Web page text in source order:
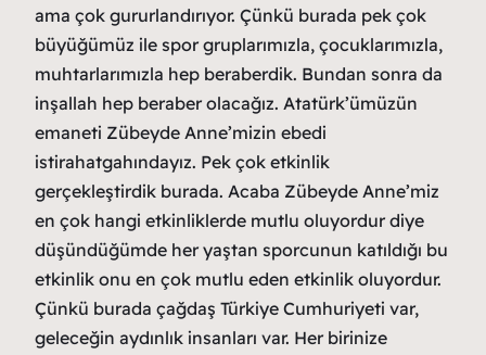
ama çok gururlandırıyor. Çünkü burada pek çok
büyüğümüz ile spor gruplarımızla, çocuklarımızla,
muhtarlarımızla hep beraberdik. Bundan sonra da
inşallah hep beraber olacağız. Atatürk’ümüzün
emaneti Zübeyde Anne’mizin ebedi
istirahatgahındayız. Pek çok etkinlik
gerçekleştirdik burada. Acaba Zübeyde Anne’miz
en çok hangi etkinliklerde mutlu oluyordur diye
düşündüğümde her yaştan sporcunun katıldığı bu
etkinlik onu en çok mutlu eden etkinlik oluyordur.
Çünkü burada çağdaş Türkiye Cumhuriyeti var,
geleceğin aydınlık insanları var. Her birinize